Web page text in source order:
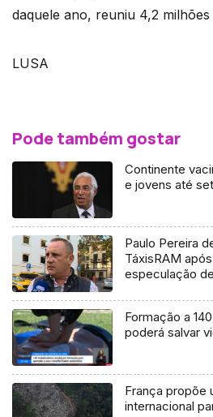
daquele ano, reuniu 4,2 milhões
LUSA
Pode também gostar
Continente
e jovens até
Paulo Pereira
TáxisRAM
especulação
Formação a
poderá salvar
França propõe
internacional